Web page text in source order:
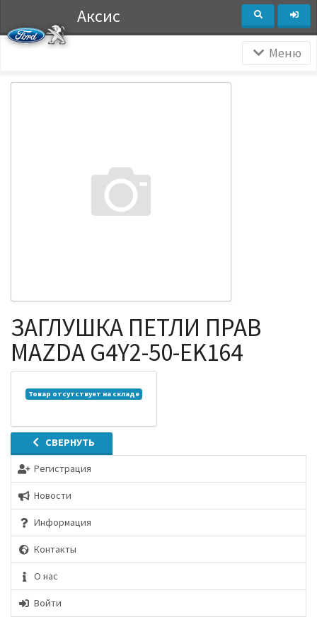
Аксис
Меню
СВЕРНУТЬ
Регистрация
Новости
Информация
Контакты
О нас
Войти
ЗАГЛУШКА ПЕТЛИ ПРАВ
MAZDA G4Y2-50-EK164
Товар отсутствует на складе